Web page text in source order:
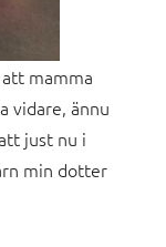
mamma
vidare, ännu
just nu i
min dotter